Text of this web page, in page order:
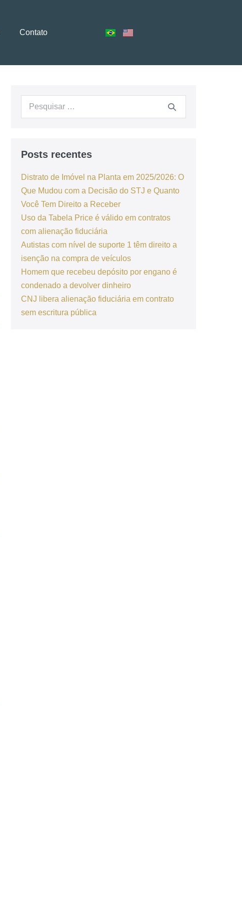
Contato
Posts recentes
Distrato de Imóvel na Planta em 2025/2026: O
Que Mudou com a Decisão do STJ e Quanto
Você Tem Direito a Receber
Uso da Tabela Price é válido em contratos
com alienação fiduciária
Autistas com nível de suporte 1 têm direito a
isenção na compra de veículos
Homem que recebeu depósito por engano é
condenado a devolver dinheiro
CNJ libera alienação fiduciária em contrato
sem escritura pública